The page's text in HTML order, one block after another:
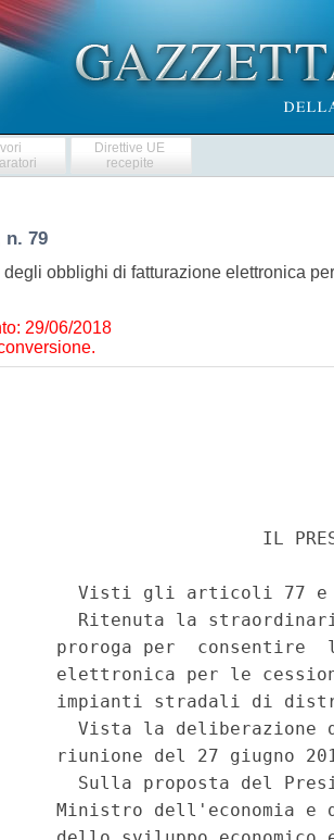
Direttive UE
recepite
n. 79
obblighi di fatturazione elettronica
29/06/2018